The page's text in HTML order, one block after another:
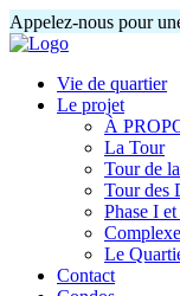
Appelez-nous pour
Vie de quartier
Le projet
À
La Tour
Tour de
Tour des
Phase I
Le
Contact